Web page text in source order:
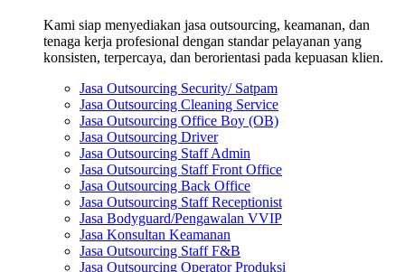
Kami siap menyediakan jasa outsourcing, keamanan, dan
tenaga kerja profesional dengan standar pelayanan yang
konsisten, terpercaya, dan berorientasi pada kepuasan klien.
Jasa Outsourcing Security/ Satpam
Jasa Outsourcing Cleaning Service
Jasa Outsourcing Office Boy (OB)
Jasa Outsourcing Driver
Jasa Outsourcing Staff Admin
Jasa Outsourcing Staff Front Office
Jasa Outsourcing Back Office
Jasa Outsourcing Staff Receptionist
Jasa Bodyguard/Pengawalan VVIP
Jasa Konsultan Keamanan
Jasa Outsourcing Staff F&B
Jasa Outsourcing Operator Produksi